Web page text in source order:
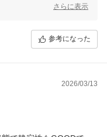
ービスをスタッフ一同努め
さらに表示
参考になった
2026/03/13